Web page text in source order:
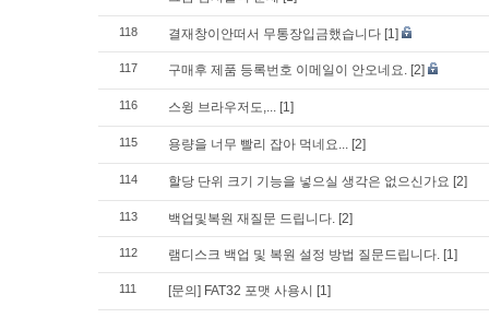
118 결재창이안떠서 무통장입금했습니다 [1]
117 구매후 제품 등록번호 이메일이 안오네요. [2]
116 스윙 브라우저도,... [1]
115 용량을 너무 빨리 잡아 먹네요... [2]
114 할당 단위 크기 기능을 넣으실 생각은 없으신가요 [2]
113 백업및복원 재질문 드립니다. [2]
112 램디스크 백업 및 복원 설정 방법 질문드립니다. [1]
111 [문의] FAT32 포맷 사용시 [1]